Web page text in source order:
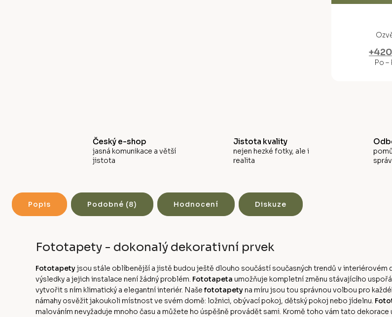
Po –
Český e-shop
jasná komunikace a větší
jistota
Jistota kvality
nejen hezké fotky, ale i
realita
Popis Podobné (8) Hodnocení Diskuze
Fototapety - dokonalý dekorativní prvek
Fototapetyjsou stále oblíbenější a jistě budou ještě dlouho součástí současných trendů v
výsledky a jejich instalace není žádný problém. Fototapeta umožňuje kompletní změnu stávajícího
vytvořit s ním klimatický a elegantní interiér. Naše fototapetyna míru jsou tou správnou volbou pro
námahy osvěžit jakoukoli místnost ve svém domě: ložnici, obývací pokoj, dětský pokoj nebo jídelnu.
malováním nevyžaduje mnoho času a můžete ho úspěšně provádět sami. Kromě toho vám tato